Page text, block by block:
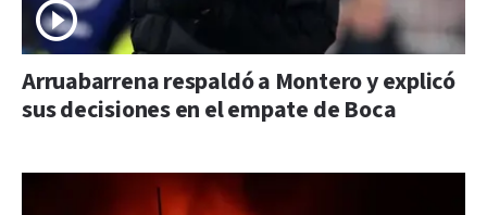
Arruabarrena respaldó a Montero y explicó
sus decisiones en el empate de Boca